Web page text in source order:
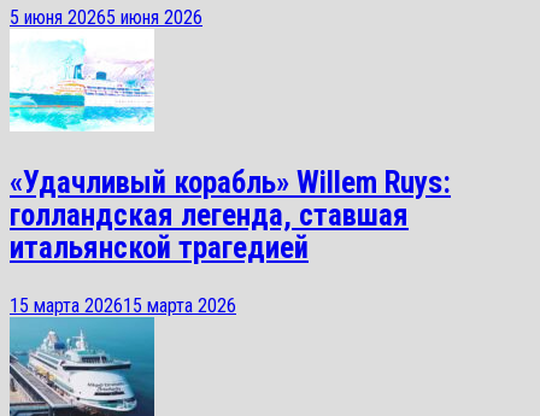
5 июня 20265 июня 2026
«Удачливый корабль» Willem Ruys:
голландская легенда, ставшая
итальянской трагедией
15 марта 202615 марта 2026